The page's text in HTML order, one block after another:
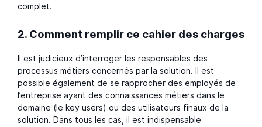
complet.
2. Comment remplir ce cahier des charges
Il est judicieux d’interroger les responsables des
processus métiers concernés par la solution. Il est
possible également de se rapprocher des employés de
l’entreprise ayant des connaissances métiers dans le
domaine (le key users) ou des utilisateurs finaux de la
solution. Dans tous les cas, il est indispensable